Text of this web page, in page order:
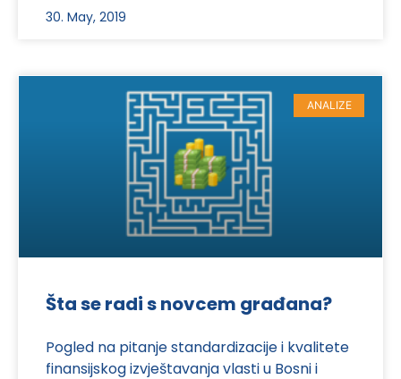
30. May, 2019
ANALIZE
Šta se radi s novcem građana?
Pogled na pitanje standardizacije i kvalitete
finansijskog izvještavanja vlasti u Bosni i